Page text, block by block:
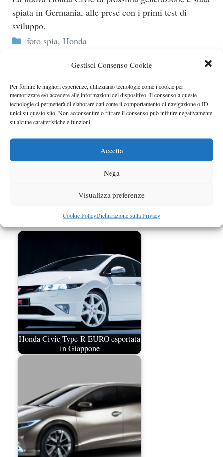
Gestisci Consenso Cookie
Per fornire le migliori esperienze, utilizziamo tecnologie come i cookie per
memorizzare e/o accedere alle informazioni del dispositivo. Il consenso a queste
tecnologie ci permetterà di elaborare dati come il comportamento di navigazione o ID
unici su questo sito. Non acconsentire o ritirare il consenso può influire negativamente
su alcune caratteristiche e funzioni.
Accetta
Nega
Visualizza preferenze
Cookie PolicyDichiarazione sulla Privacy
spiata in Germania, alle prese con i primi test di
sviluppo.
Categorie
foto spia, Honda
Video Test Drive Honda Civic Type R Mugen
ufficialmente la produzione della Type R Mugen..
Categorie
Honda
Honda Civic MY2012
Honda sta lavorando duramente per portare sul
mercato una nuova versione della Civic, entro il 2011
anche se la versione prenderà il nome di MY2012.
Honda Civic Type-R EURO esportata
in Giappone